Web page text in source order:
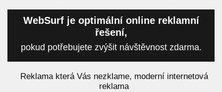
WebSurf je optimální online reklamní
řešení,
pokud potřebujete zvýšit návštěvnost zdarma.
Reklama která Vás nezklame, moderní internetová
reklama